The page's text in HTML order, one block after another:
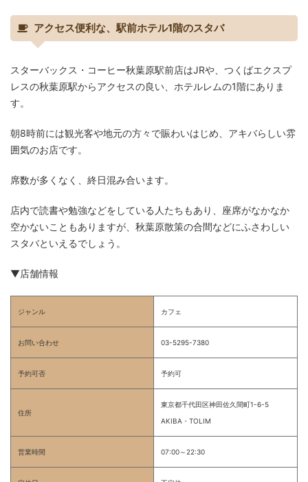
アクセス便利な、駅前ホテル1階のスタバ
スターバックス・コーヒー秋葉原駅前店はJRや、つくばエクスプ
レスの秋葉原駅からアクセスの良い、ホテルレムの1階にありま
す。
朝8時前には観光客や地元の方々で賑わいはじめ、アキバらしい雰
囲気のお店です。
席数が多くなく、終日混み合います。
店内で読書や勉強などをしている人たちもあり、座席がなかなか
空かないこともありますが、秋葉原散策の合間などにふさわしい
スタバといえるでしょう。
▼店舗情報
ジャンル カフェ
お問い合わせ 03-5295-7380
予約可否 予約可
住所
東京都千代田区神田佐久間町1-6-5
AKIBA・TOLIM
営業時間 07:00～22:30